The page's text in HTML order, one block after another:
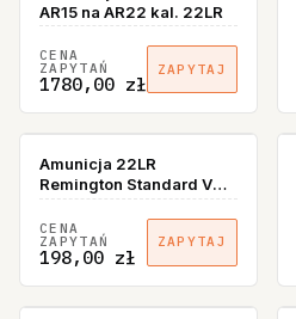
AR15 na AR22 kal. 22LR
CENA
ZAPYTAŃ
1780,00 zł
ZAPYTAJ
Amunicja 22LR
Remington Standard V
LRN, Opakowanie 550
sztuk
CENA
ZAPYTAŃ
198,00 zł
ZAPYTAJ